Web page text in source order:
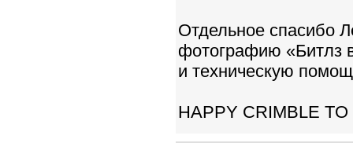
Отдельное спасибо
фотографию «Битлз
и техническую
HAPPY CRIMBLE TO